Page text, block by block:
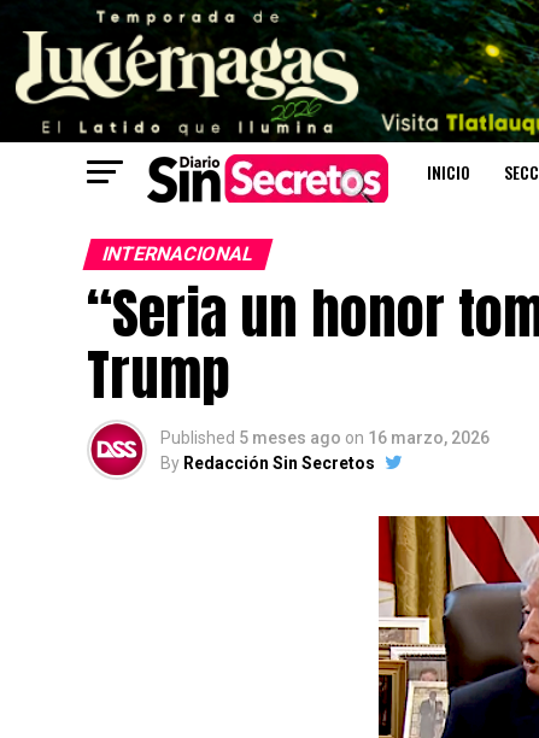
INICIO
INTERNACIONAL
“Seria un honor
Trump
Published 5 meses ago on 16 marzo, 2026
By Redacción Sin Secretos